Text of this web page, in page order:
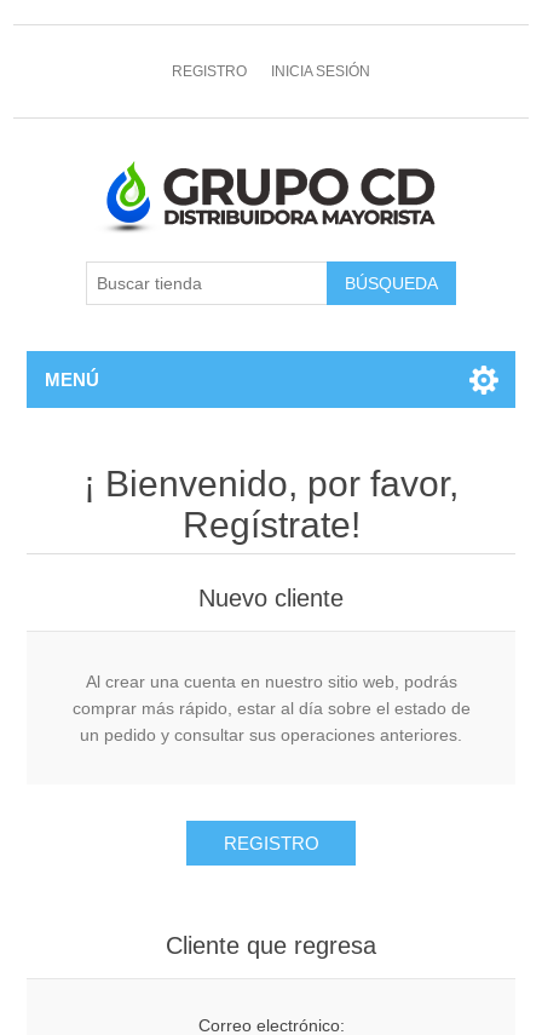
REGISTRO INICIA SESIÓN
MENÚ
¡ Bienvenido, por favor,
Regístrate!
Nuevo cliente
Al crear una cuenta en nuestro sitio web, podrás
comprar más rápido, estar al día sobre el estado de
un pedido y consultar sus operaciones anteriores.
Cliente que regresa
Correo electrónico: